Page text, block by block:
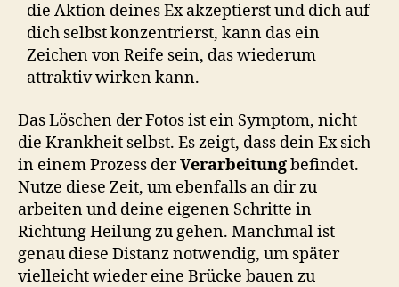
die Aktion deines Ex akzeptierst und dich auf
dich selbst konzentrierst, kann das ein
Zeichen von Reife sein, das wiederum
attraktiv wirken kann.
Das Löschen der Fotos ist ein Symptom, nicht
die Krankheit selbst. Es zeigt, dass dein Ex sich
in einem Prozess derVerarbeitungbefindet.
Nutze diese Zeit, um ebenfalls an dir zu
arbeiten und deine eigenen Schritte in
Richtung Heilung zu gehen. Manchmal ist
genau diese Distanz notwendig, um später
vielleicht wieder eine Brücke bauen zu